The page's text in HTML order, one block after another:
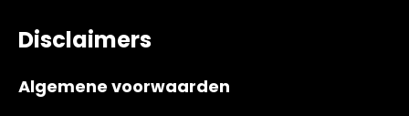
Disclaimers
Algemene voorwaarden